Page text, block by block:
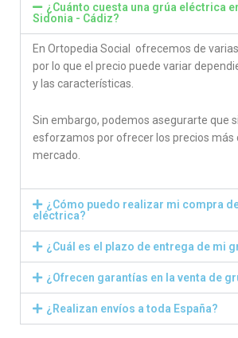
¿Cuánto cuesta una grúa eléctrica
Sidonia - Cádiz?
En Ortopedia Social ofrecemos de
por lo que el precio puede variar
y las características.
Sin embargo, podemos asegurarte que
esforzamos por ofrecer los precios más
mercado.
¿Cómo puedo realizar mi compra
eléctrica?
¿Cuál es el plazo de entrega de mi
¿Ofrecen garantías en la venta de
¿Realizan envíos a toda España?